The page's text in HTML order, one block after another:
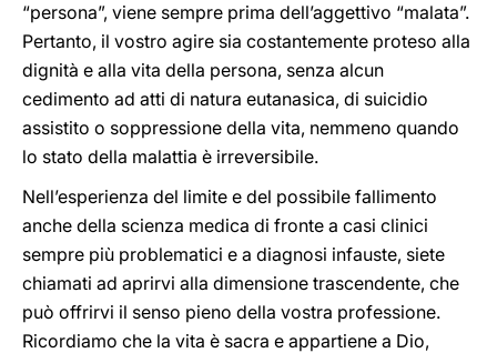
“persona”, viene sempre prima dell’aggettivo “malata”.
Pertanto, il vostro agire sia costantemente proteso alla
dignità e alla vita della persona, senza alcun
cedimento ad atti di natura eutanasica, di suicidio
assistito o soppressione della vita, nemmeno quando
lo stato della malattia è irreversibile.
Nell’esperienza del limite e del possibile fallimento
anche della scienza medica di fronte a casi clinici
sempre più problematici e a diagnosi infauste, siete
chiamati ad aprirvi alla dimensione trascendente, che
può offrirvi il senso pieno della vostra professione.
Ricordiamo che la vita è sacra e appartiene a Dio,